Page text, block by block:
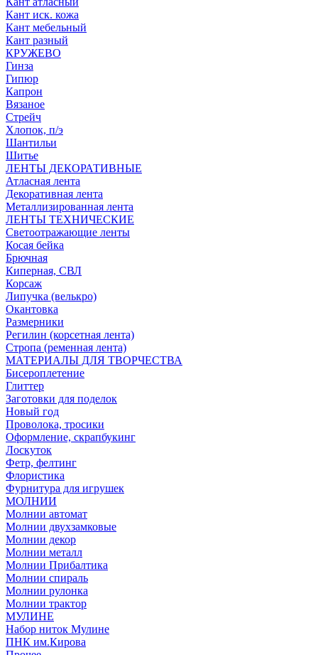
Кант иск. кожа
Кант мебельный
Кант разный
КРУЖЕВО
Гинза
Гипюр
Капрон
Вязаное
Стрейч
Хлопок, п/э
Шантильи
Шитье
ЛЕНТЫ ДЕКОРАТИВНЫЕ
Атласная лента
Декоративная лента
Металлизированная лента
ЛЕНТЫ ТЕХНИЧЕСКИЕ
Светоотражающие ленты
Косая бейка
Брючная
Киперная, СВЛ
Корсаж
Липучка (велькро)
Окантовка
Размерники
Регилин (корсетная лента)
Стропа (ременная лента)
МАТЕРИАЛЫ ДЛЯ ТВОРЧЕСТВА
Бисероплетение
Глиттер
Заготовки для поделок
Новый год
Проволока, тросики
Оформление, скрапбукинг
Лоскуток
Фетр, фелтинг
Флористика
Фурнитура для игрушек
МОЛНИИ
Молнии автомат
Молнии двухзамковые
Молнии декор
Молнии металл
Молнии Прибалтика
Молнии спираль
Молнии рулонка
Молнии трактор
МУЛИНЕ
Набор ниток Мулине
ПНК им.Кирова